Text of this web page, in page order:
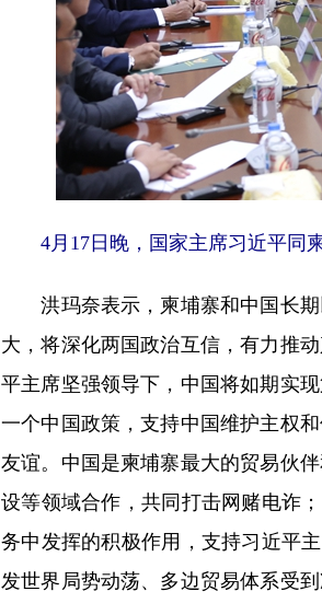
4月17日晚，国家主席习近平同柬
洪玛奈表示，柬埔寨和中国长期
大，将深化两国政治互信，有力推
平主席坚强领导下，中国将如期实
一个中国政策，支持中国维护主权
友谊。中国是柬埔寨最大的贸易伙
设等领域合作，共同打击网赌电诈
务中发挥的积极作用，支持习近平
发世界局势动荡、多边贸易体系受